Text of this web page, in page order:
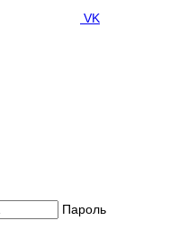
VK
Пароль